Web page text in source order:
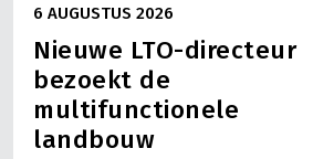
6 AUGUSTUS 2026
Nieuwe LTO-directeur
bezoekt de
multifunctionele
landbouw